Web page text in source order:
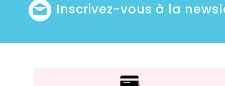
Inscrivez-vous à la